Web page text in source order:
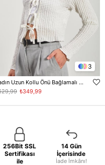
3
Kadın Uzun Kollu Önü Bağlamalı Hırka - Ekru
₺349,99
256Bit SSL
Sertifikası
ile
14 Gün
İçerisinde
İade İmkânı!